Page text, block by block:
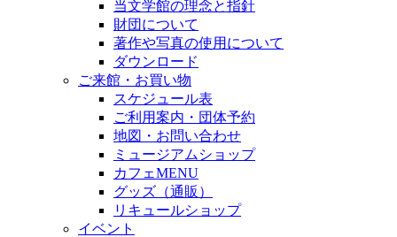
当文学館の理念と指針
財団について
著作や写真の使用について
ダウンロード
ご来館・お買い物
スケジュール表
ご利用案内・団体予約
地図・お問い合わせ
ミュージアムショップ
カフェMENU
グッズ（通販）
リキュールショップ
イベント